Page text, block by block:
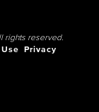
rights reserved.
Privacy